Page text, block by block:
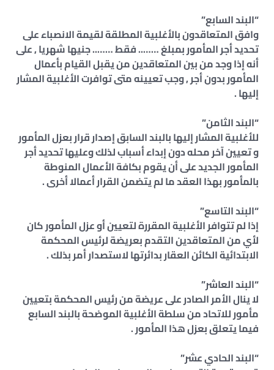
“البند السابع”
وافق المتعاقدون بالأغلبية المطلقة لقيمة الانصباء على
تحديد أجر المأمور بمبلغ …….. فقط …….. جنيها شهريا , على
أنه إذا وجد من بين المتعاقدين من يقبل القيام بأعمال
المأمور بدون أجر , وجب تعيينه متى توافرت الأغلبية المشار
إليها .
“البند الثامن”
للأغلبية المشار إليها بالبند السابق إصدار قرار بعزل المأمور
و تعيين آخر محله دون إبداء أسباب لذلك وعليها تحديد أجر
المأمور الجديد على أن يقوم بكافة الأعمال المنوطة
بالمأمور بهذا العقد ما لم يتضمن القرار أعمالا أخرى .
“البند التاسع”
إذا لم تتوافر الأغلبية المقررة لتعيين أو عزل المأمور كان
لأي من المتعاقدين التقدم بعريضة لرئيس المحكمة
الابتدائية الكائن العقار بدائرتها لاستصدار أمر بذلك .
“البند العاشر”
لا ينال الأمر الصادر على عريضة من رئيس المحكمة بتعيين
مأمور للاتحاد من سلطة الأغلبية الموضحة بالبند السابع
فيما يتعلق بعزل هذا المأمور .
“البند الحادي عشر”